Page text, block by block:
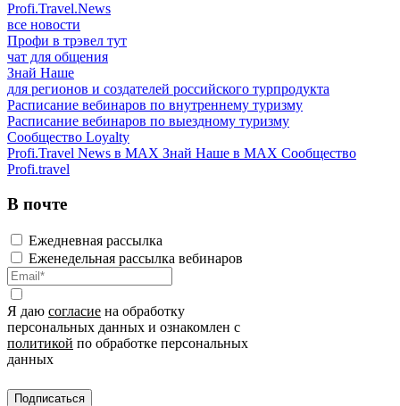
Profi.Travel.News
все новости
Профи в трэвел тут
чат для общения
Знай Наше
для регионов и создателей российского турпродукта
Расписание вебинаров по внутреннему туризму
Расписание вебинаров по выездному туризму
Сообщество Loyalty
Profi.Travel News в MAX Знай Наше в MAX Сообщество
Profi.travel
В почте
Ежедневная рассылка
Еженедельная рассылка вебинаров
Я даю согласие на обработку
персональных данных и ознакомлен с
политикой по обработке персональных
данных
Подписаться